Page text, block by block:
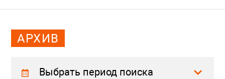
АРХИВ
Выбрать период поиска